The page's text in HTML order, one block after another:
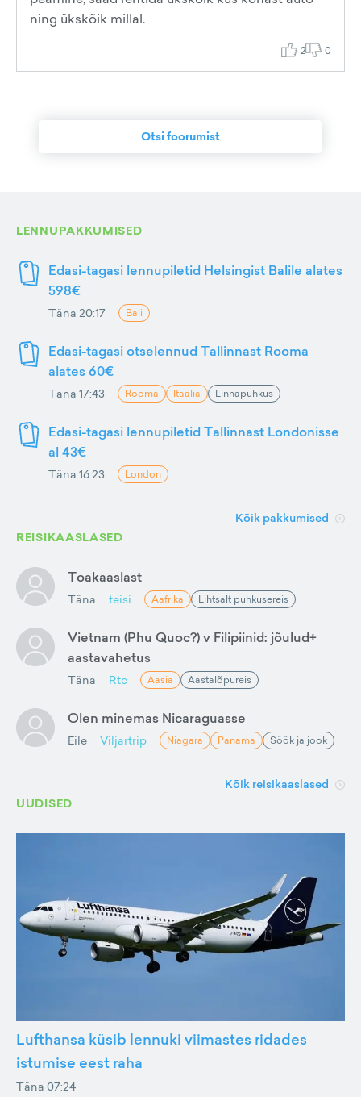
ning ükskõik millal.
2 0
Otsi foorumist
LENNUPAKKUMISED
Edasi-tagasi lennupiletid Helsingist Balile alates
598€
Täna 20:17 Bali
Edasi-tagasi otselennud Tallinnast Rooma
alates 60€
Täna 17:43 Rooma Itaalia Linnapuhkus
Edasi-tagasi lennupiletid Tallinnast Londonisse
al 43€
Täna 16:23 London
Kõik pakkumised
REISIKAASLASED
Toakaaslast
Täna teisi Aafrika Lihtsalt puhkusereis
Vietnam (Phu Quoc?) v Filipiinid: jõulud+
aastavahetus
Täna Rtc Aasia Aastalõpureis
Olen minemas Nicaraguasse
Eile Viljartrip Niagara Panama Söök ja jook
Kõik reisikaaslased
UUDISED
Lufthansa küsib lennuki viimastes ridades
istumise eest raha
Täna 07:24